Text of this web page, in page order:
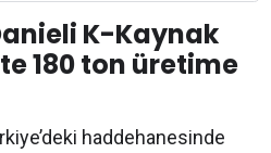
K-Kaynak
180 ton üretime
haddehanesinde